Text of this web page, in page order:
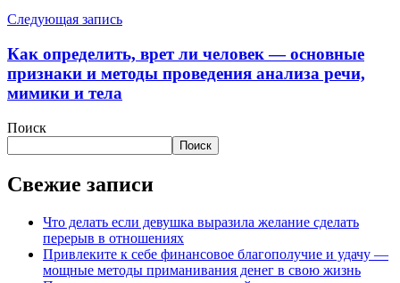
Следующая запись
Как определить, врет ли человек — основные
признаки и методы проведения анализа речи,
мимики и тела
Поиск
Поиск
Свежие записи
Что делать если девушка выразила желание сделать
перерыв в отношениях
Привлеките к себе финансовое благополучие и удачу —
мощные методы приманивания денег в свою жизнь